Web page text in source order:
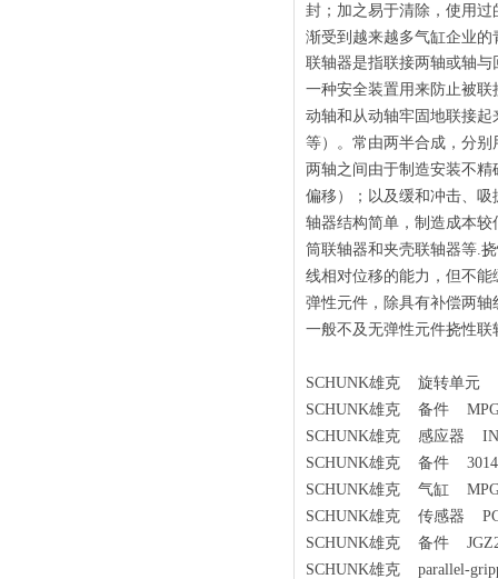
封；加之易于清除，使用
渐受到越来越多气缸企业的
联轴器是指联接两轴或轴
一种安全装置用来防止被
动轴和从动轴牢固地联接
等）。常由两半合成，分
两轴之间由于制造安装不
偏移）；以及缓和冲击、
轴器结构简单，制造成本
筒联轴器和夹壳联轴器等.
线相对位移的能力，但不
弹性元件，除具有补偿两
一般不及无弹性元件挠性联
SCHUNK雄克 旋转单元
SCHUNK雄克 备件 MPG-
SCHUNK雄克 感应器 IND
SCHUNK雄克 备件
SCHUNK雄克 气缸
SCHUNK雄克 传感器
SCHUNK雄克 备件
SCHUNK雄克 parallel-